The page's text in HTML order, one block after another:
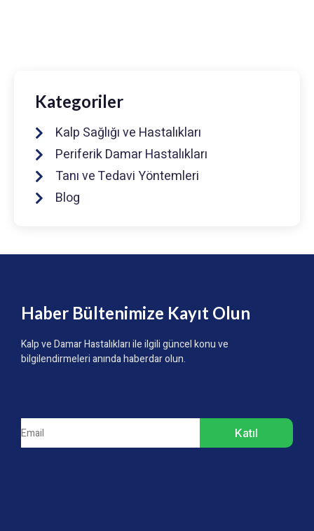
Kategoriler
Kalp Sağlığı ve Hastalıkları
Periferik Damar Hastalıkları
Tanı ve Tedavi Yöntemleri
Blog
Haber Bültenimize Kayıt Olun
Kalp ve Damar Hastalıkları ile ilgili güncel konu ve
bilgilendirmeleri anında haberdar olun.
Katıl